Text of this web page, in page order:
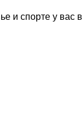
и спорте у вас